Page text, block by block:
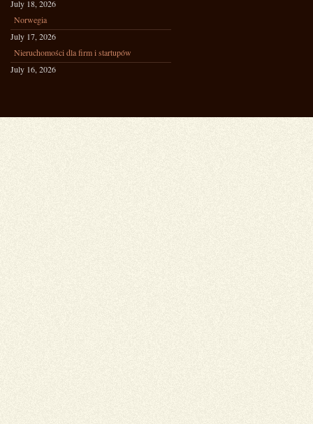
July 18, 2026
Norwegia
July 17, 2026
Nieruchomości dla firm i startupów
July 16, 2026